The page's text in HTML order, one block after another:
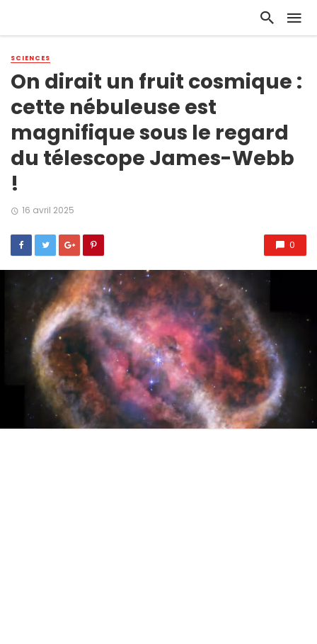
SCIENCES
On dirait un fruit cosmique :
cette nébuleuse est
magnifique sous le regard
du télescope James-Webb
!
16 avril 2025
0